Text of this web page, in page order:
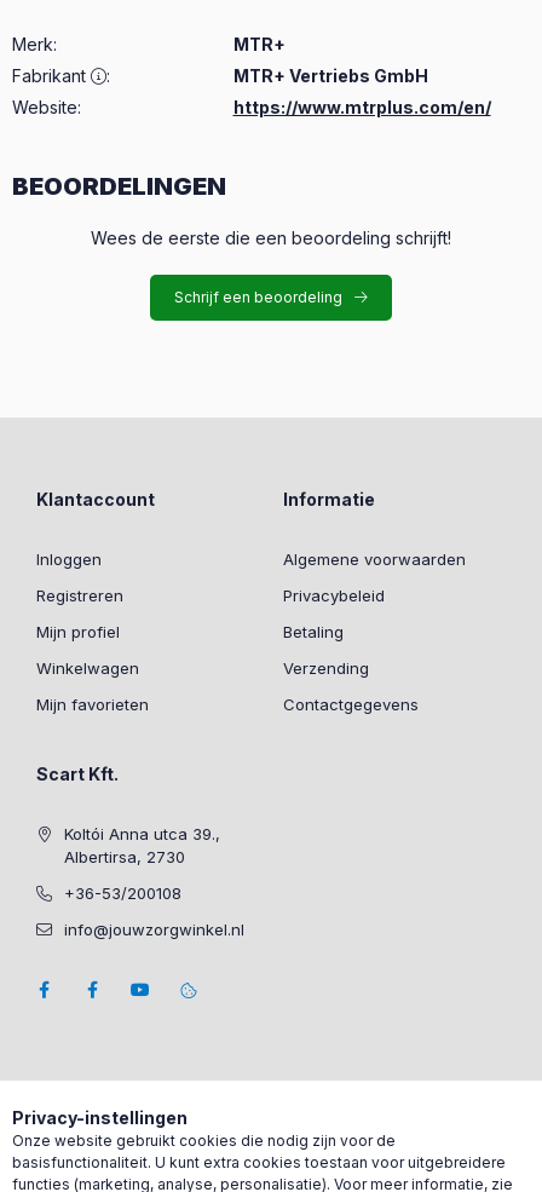
Merk:
MTR+
Fabrikant
:
MTR+ Vertriebs GmbH
Website:
https://www.mtrplus.com/en/
BEOORDELINGEN
Wees de eerste die een beoordeling schrijft!
Schrijf een beoordeling
Klantaccount
Inloggen
Registreren
Mijn profiel
Winkelwagen
Mijn favorieten
Informatie
Algemene voorwaarden
Privacybeleid
Betaling
Verzending
Contactgegevens
Scart Kft.
Koltói Anna utca 39.,
Albertirsa, 2730
+36-53/200108
info@jouwzorgwinkel.nl
Privacy-instellingen
Onze website gebruikt cookies die nodig zijn voor de
basisfunctionaliteit. U kunt extra cookies toestaan voor uitgebreidere
functies (marketing, analyse, personalisatie). Voor meer informatie, zie